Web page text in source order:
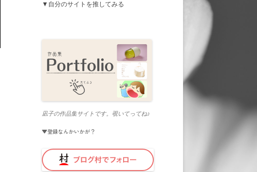
▼自分のサイトを推してみる
凪子の作品集サイトです。覗いてってね♪
▼登録なんかいかが？